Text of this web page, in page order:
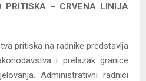
PRITISKA – CRVENA LINIJA
pritiska na radnike predstavlja
i prelazak granice
Administrativni radnici